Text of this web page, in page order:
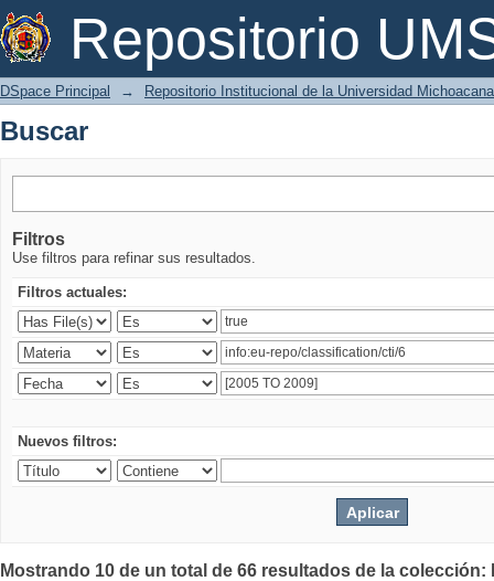
Repositorio
Buscar
DSpace Principal → Repositorio Institucional de la Universidad
Buscar
Filtros
Use filtros para refinar sus resultados.
Filtros actuales:
Nuevos filtros:
Mostrando 10 de un total de 66 resultados de la colección: